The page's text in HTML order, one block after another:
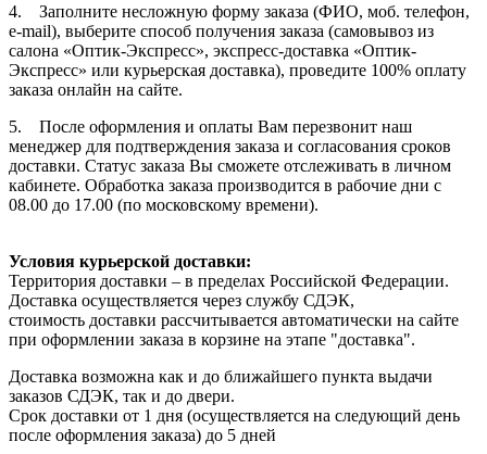
4. Заполните несложную форму заказа (ФИО, моб. телефон,
e-mail), выберите способ получения заказа (самовывоз из
салона «Оптик-Экспресс», экспресс-доставка «Оптик-
Экспресс» или курьерская доставка), проведите 100% оплату
заказа онлайн на сайте.
5. После оформления и оплаты Вам перезвонит наш
менеджер для подтверждения заказа и согласования сроков
доставки. Статус заказа Вы сможете отслеживать в личном
кабинете. Обработка заказа производится в рабочие дни с
08.00 до 17.00 (по московскому времени).
Условия курьерской доставки:
Территория доставки – в пределах Российской Федерации.
Доставка осуществляется через службу СДЭК,
стоимость доставки рассчитывается автоматически на сайте
при оформлении заказа в корзине на этапе "доставка".
Доставка возможна как и до ближайшего пункта выдачи
заказов СДЭК, так и до двери.
Срок доставки от 1 дня (осуществляется на следующий день
после оформления заказа) до 5 дней